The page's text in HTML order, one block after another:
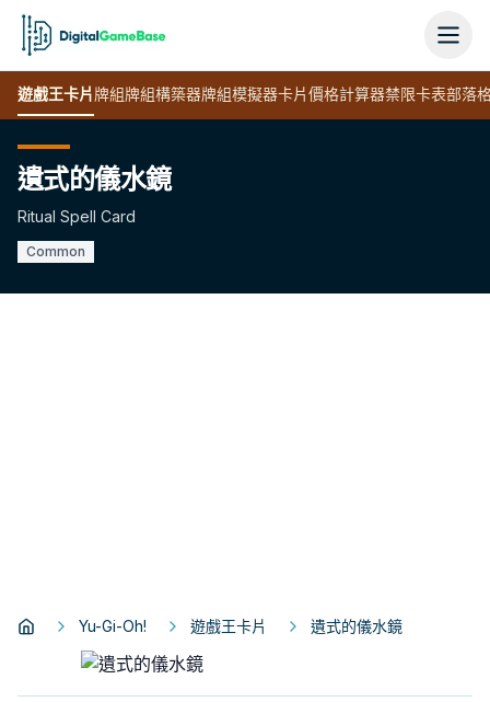
遊戲王卡片牌組牌組構築器牌組模擬器卡片價格計算器禁限卡表部落
遺式的儀水鏡
Ritual Spell Card
Common
Yu-Gi-Oh! 遊戲王卡片 遺式的儀水鏡